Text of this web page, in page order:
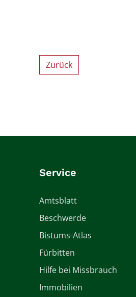
Zurück
Service
Amtsblatt
Beschwerde
Bistums-Atlas
Fürbitten
Hilfe bei Missbrauch
Immobilien